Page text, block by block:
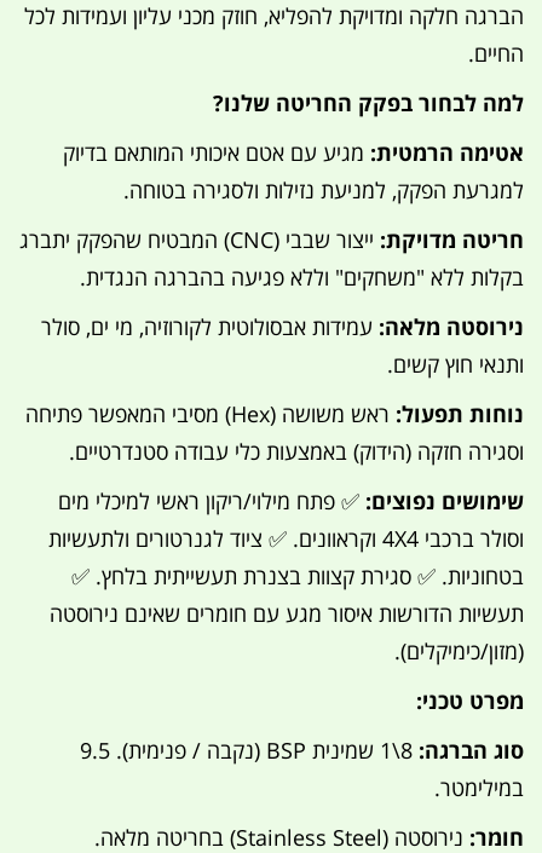
הברגה חלקה ומדויקת להפליא, חוזק מכני עליון ועמידות לכל
החיים.
למה לבחור בפקק החריטה שלנו?
אטימה הרמטית: מגיע עם אטם איכותי המותאם בדיוק
למגרעת הפקק, למניעת נזילות ולסגירה בטוחה.
חריטה מדויקת:
ייצור שבבי (CNC) המבטיח שהפקק יתברג
בקלות ללא "משחקים" וללא פגיעה בהברגה הנגדית.
נירוסטה מלאה: עמידות אבסולוטית לקורוזיה, מי ים, סולר
ותנאי חוץ קשים.
נוחות תפעול:
ראש משושה (Hex) מסיבי המאפשר פתיחה
וסגירה חזקה (הידוק) באמצעות כלי עבודה סטנדרטיים.
שימושים נפוצים: ✅ פתח מילוי/ריקון ראשי למיכלי מים
וסולר ברכבי 4X4 וקראוונים. ✅ ציוד לגנרטורים ולתעשיות
בטחוניות. ✅ סגירת קצוות בצנרת תעשייתית בלחץ. ✅
תעשיות הדורשות איסור מגע עם חומרים שאינם נירוסטה
(מזון/כימיקלים).
מפרט טכני:
סוג הברגה:
8\1 שמינית BSP (נקבה / פנימית). 9.5
במילימטר.
חומר: נירוסטה (Stainless Steel) בחריטה מלאה.